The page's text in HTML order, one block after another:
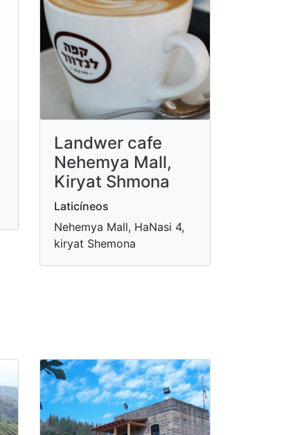
Landwer cafe
Nehemya Mall,
Kiryat Shmona
Laticíneos
Nehemya Mall, HaNasi 4,
kiryat Shemona